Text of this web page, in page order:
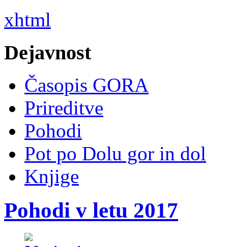
xhtml
Dejavnost
Časopis GORA
Prireditve
Pohodi
Pot po Dolu gor in dol
Knjige
Pohodi v letu 2017